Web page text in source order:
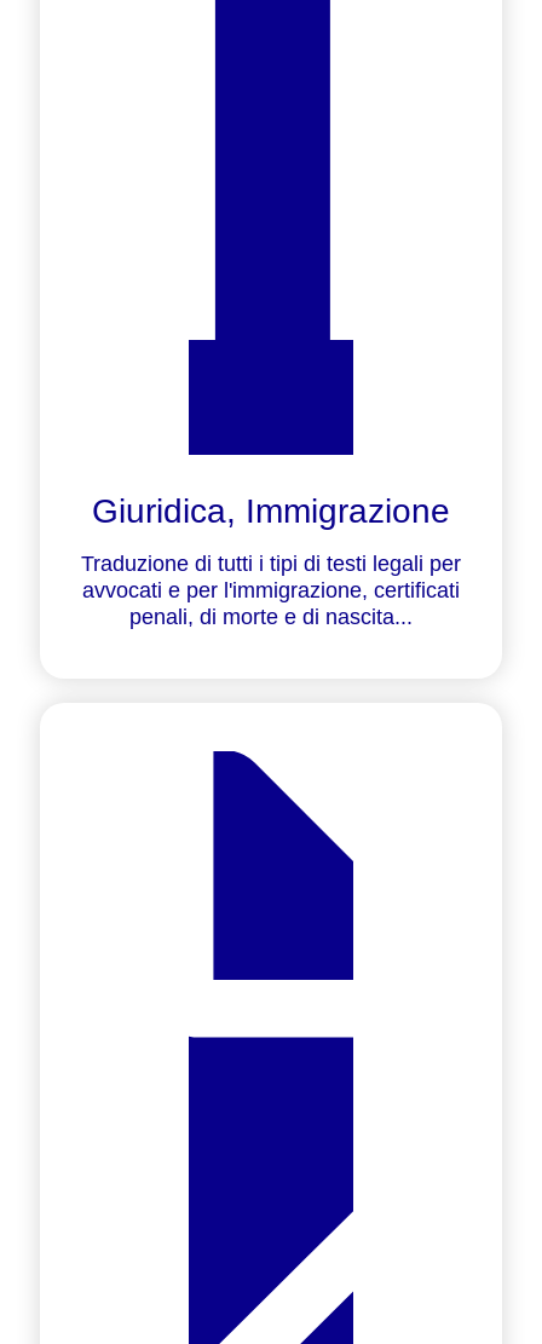
Giuridica, Immigrazione
Traduzione di tutti i tipi di testi legali per
avvocati e per l'immigrazione, certificati
penali, di morte e di nascita...